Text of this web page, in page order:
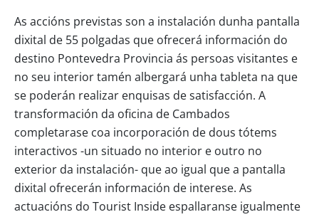
As accións previstas son a instalación dunha pantalla
dixital de 55 polgadas que ofrecerá información do
destino Pontevedra Provincia ás persoas visitantes e
no seu interior tamén albergará unha tableta na que
se poderán realizar enquisas de satisfacción. A
transformación da oficina de Cambados
completarase coa incorporación de dous tótems
interactivos -un situado no interior e outro no
exterior da instalación- que ao igual que a pantalla
dixital ofrecerán información de interese. As
actuacións do Tourist Inside espallaranse igualmente